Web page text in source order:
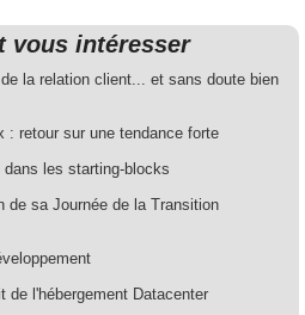
vous intéresser
la relation client... et sans doute bien
: retour sur une tendance forte
les starting-blocks
de sa Journée de la Transition
de l'hébergement Datacenter